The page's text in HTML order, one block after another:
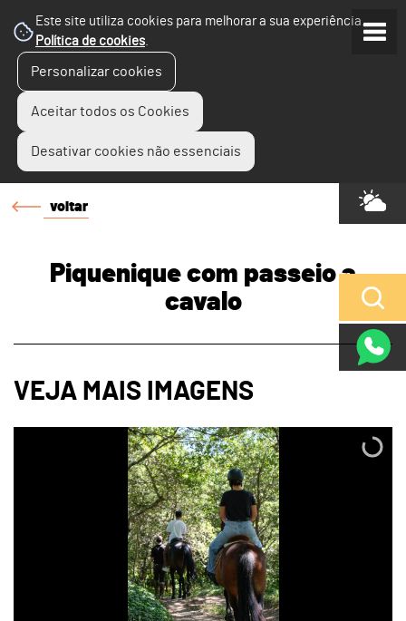
Este site utiliza cookies para melhorar a sua experiência.
Política de cookies.
Personalizar cookies
Aceitar todos os Cookies
Desativar cookies não essenciais
voltar
Piquenique com passeio a
cavalo